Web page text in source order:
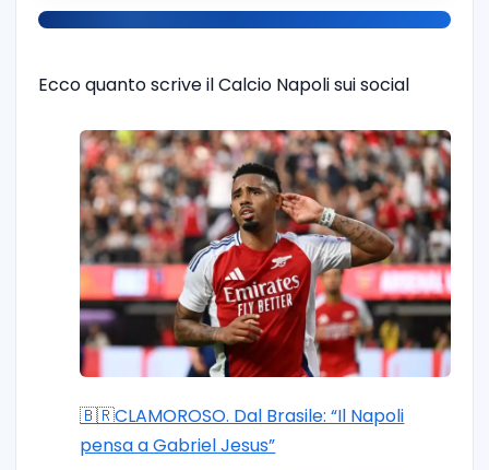
Ecco quanto scrive il Calcio Napoli sui social
🇧🇷CLAMOROSO. Dal Brasile: “Il Napoli
pensa a Gabriel Jesus”